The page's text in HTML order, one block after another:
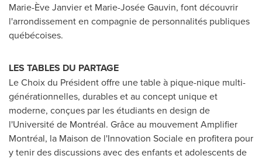
Marie-Ève Janvier et Marie-Josée Gauvin, font découvrir
l'arrondissement en compagnie de personnalités publiques
québécoises.
LES TABLES DU PARTAGE
Le Choixdu Président offre une table à pique-nique multi-
générationnelles, durables et au concept unique et
moderne, conçues par les étudiants en design de
l'Université de Montréal. Grâce au mouvement Amplifier
Montréal, la Maison de l'Innovation Sociale en profitera pour
y tenir des discussions avec des enfants et adolescents de